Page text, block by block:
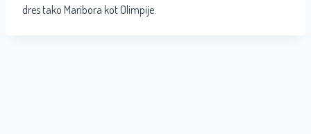
dres tako Maribora kot Olimpije.